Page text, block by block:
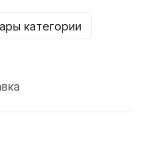
категории